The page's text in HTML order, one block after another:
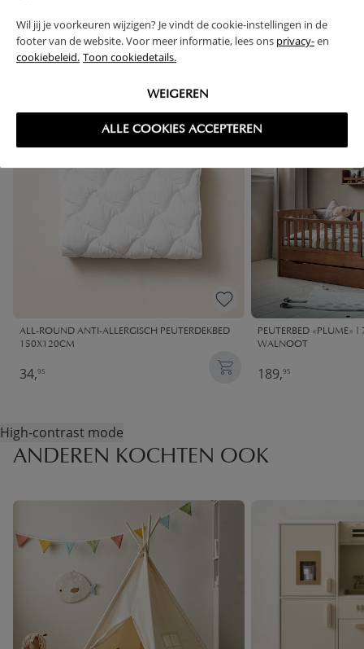
Wil jij je voorkeuren wijzigen? Je vindt de cookie-instellingen in de
footer van de website. Voor meer informatie, lees ons privacy-en
cookiebeleid. Toon cookiedetails.
WEIGEREN
ALLE COOKIES ACCEPTEREN
High-contrast mode
VAAK SAMEN GEKOCHT
ALL-ROUND ANTI-ALLERGISCH PEUTERDEKBED
150X120CM
34,95
PEUTERBED «PLUME»
WALNOOT
189,95
High-contrast mode
ANDEREN KOCHTEN OOK